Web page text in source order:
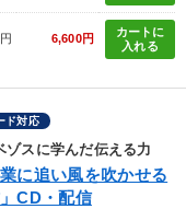
6,600円
カートに
入れる
ド対応
ゾスに学んだ伝える力
に追い風を吹かせる
CD・配信